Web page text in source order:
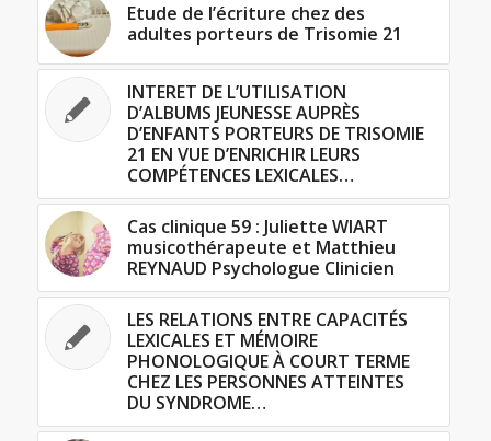
Etude de l’écriture chez des
adultes porteurs de Trisomie 21
INTERET DE L’UTILISATION
D’ALBUMS JEUNESSE AUPRÈS
D’ENFANTS PORTEURS DE TRISOMIE
21 EN VUE D’ENRICHIR LEURS
COMPÉTENCES LEXICALES…
Cas clinique 59 : Juliette WIART
musicothérapeute et Matthieu
REYNAUD Psychologue Clinicien
LES RELATIONS ENTRE CAPACITÉS
LEXICALES ET MÉMOIRE
PHONOLOGIQUE À COURT TERME
CHEZ LES PERSONNES ATTEINTES
DU SYNDROME…